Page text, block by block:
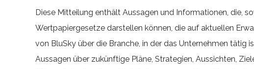
Diese Mitteilung enthält Aussagen und Informationen, die,
Wertpapiergesetze darstellen können, die auf aktuellen
von BluSky über die Branche, in der das Unternehmen
Aussagen über zukünftige Pläne, Strategien, Aussichten,